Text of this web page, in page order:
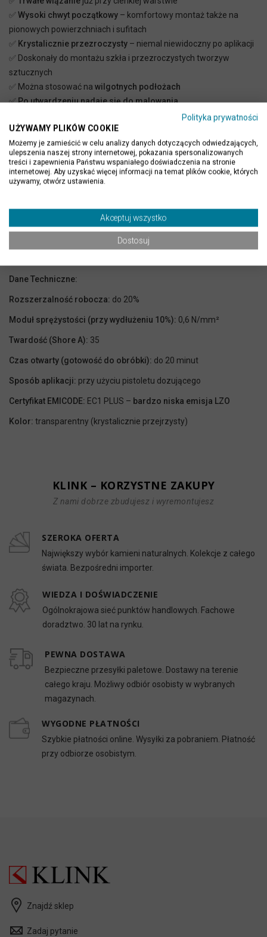
✅Wysoki chwyt początkowy – komfortowy montaż także na
pionowych powierzchniach i sufitach
✅ Krystalicznie przezroczysty – niemal niewidoczny po aplikacji
✅ Doskonały do montażu szkła i przezroczystych tworzyw
sztucznych
✅ Można stosować na wilgotnych podłożach
✅Po utwardzeniu nadaje się do malowania
✅ Odporny na starzenie – długotrwały efekt bez pęknięć i
przebarwień
✅Bezwonny, bezrozpuszczalnikowy– przyjazny dla
użytkownika i środowiska
✅ Bardzo niska emisja LZO (lotnych związków organicznych)
a) fornir w formacie 122x61 cm - 1-2 sztuk kleju
b) fornir w formacie 122x305 cm - 5-10 sztuk kleju
Dane Techniczne:
Rozszerzalność robocza: do 20%
Moduł sprężystości (przy wydłużeniu 10%): 0,6 N/mm²
Twardość (Shore A): 35
Czas otwarty (gotowość do obróbki): do 20 minut
Sposób aplikacji: przy użyciu pistoletu dozującego
Certyfikat EMICODE: EC1 PLUS – bardzo niska emisja LZO
Kolor: transparentny (krystalicznie przejrzysty)
KLINK – KORZYSTNE ZAKUPY
Z nami dobrze zbudujesz i wyremontujesz
SZEROKA OFERTA
Największy wybór kamieni naturalnych. Kolekcje z całego
świata. Bezpośredni importer.
WIEDZA I DOŚWIADCZENIE
Ogólnokrajowa sieć punktów handlowych. Fachowe
doradztwo. 30 lat na rynku.
PEWNA DOSTAWA
Bezpieczne przesyłki paletowe. Dostawy na terenie
całego kraju. Możliwy odbiór osobisty w wybranych
magazynach.
WYGODNE PŁATNOŚCI
Szybkie płatności online. Wysyłki za pobraniem. Płatność
przy odbiorze osobistym.
Znajdź sklep
Zadaj pytanie
Polityka prywatności
UŻYWAMY PLIKÓW COOKIE
Możemy je zamieścić w celu analizy danych dotyczących odwiedzających,
ulepszenia naszej strony internetowej, pokazania spersonalizowanych
treści i zapewnienia Państwu wspaniałego doświadczenia na stronie
internetowej. Aby uzyskać więcej informacji na temat plików cookie, których
używamy, otwórz ustawienia.
Akceptuj wszystko
Dostosuj